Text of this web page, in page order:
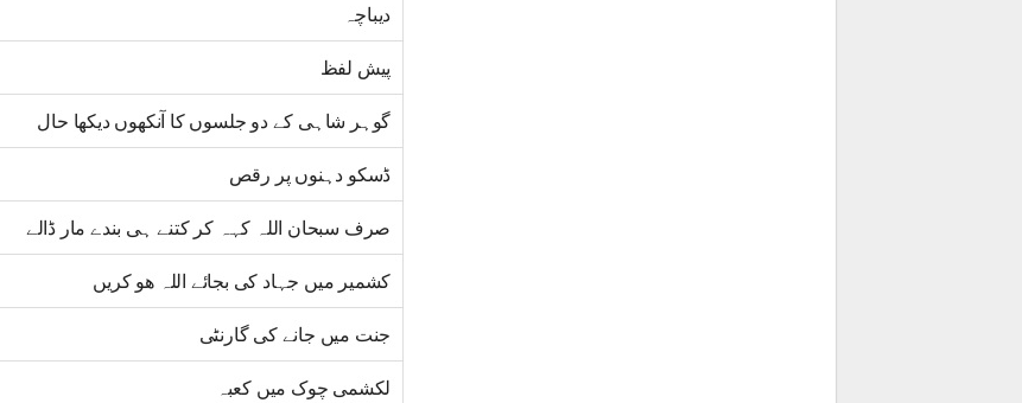
دیباچہ
پیش لفظ
گوہر شاہی کے دو جلسوں کا آنکھوں دیکھا حال
ڈسکو دہنوں پر رقص
صرف سبحان اللہ کہہ کر کتنے ہی بندے مار ڈالے
کشمیر میں جہاد کی بجائے اللہ ھو کریں
جنت میں جانے کی گارنٹی
لکشمی چوک میں کعبہ